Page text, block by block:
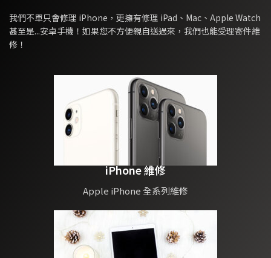
2，點陣投影器(投射3萬多
個3D光點於人臉進行3D建
模)此零件故障可以維修，
源進行補光，在黑暗中也能
進行臉部解鎖)此功能故障
無法更換，有加密IC
4，環境光傳感器，此零件
故障可以更換
的重要架構，維修邏輯清楚
了以後我們接下來繼續說明
如何判斷臉部辨識的故障現
象
無法錄製出現移高一點移低
故障80%都是點陣頭影器故
障，少數浸水機是泛光故
我們不單只會修理 iPhone，更擁有修理 iPad、Mac、Apple Watch
甚至是...安卓手機！如果您不方便親自送過來，我們也能受理寄件維
修！
iPhone 維修
Apple iPhone 全系列維修